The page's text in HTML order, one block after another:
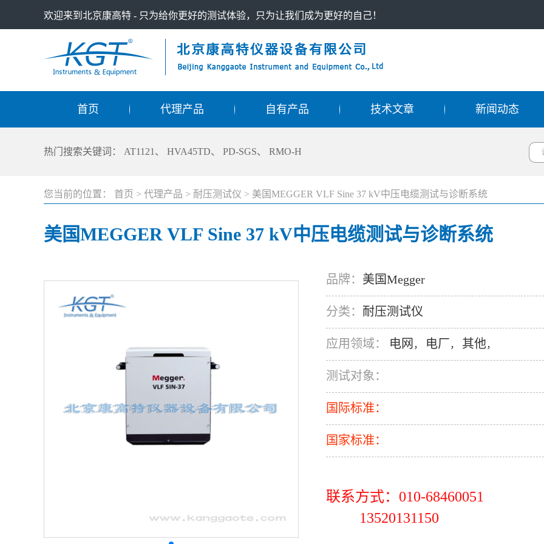
欢迎来到北京康高特 - 只为给你更好的测试体验，只为让我们成为更好的自己！
首页 代理产品 自有产品 技术文章 新闻动态
热门搜索关键词： AT1121 、 HVA45TD、 PD-SGS、 RMO-H
您当前的位置： 首页 > 代理产品 > 耐压测试仪 > 美国MEGGER VLF Sine 37 kV中压电缆测试与诊断系统
美国MEGGER VLF Sine 37 kV中压电缆测试与诊断系统
品牌： 美国Megger
分类： 耐压测试仪
应用领域： 电网 ， 电厂， 其他，
测试对象：
国际标准：
国家标准：
联系方式：010-68460051
13520131150